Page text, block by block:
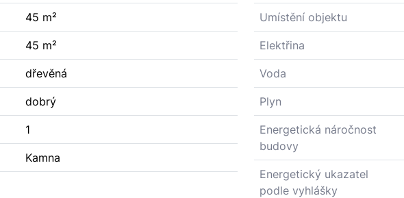
45 m²
45 m²
dřevěná
dobrý
1
Kamna
Umístění objektu
Elektřina
Voda
Plyn
Energetická náročnost
budovy
Energetický ukazatel
podle vyhlášky